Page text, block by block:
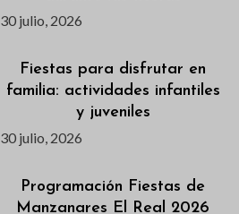
30 julio, 2026
Fiestas para disfrutar en
familia: actividades infantiles
y juveniles
30 julio, 2026
Programación Fiestas de
Manzanares El Real 2026